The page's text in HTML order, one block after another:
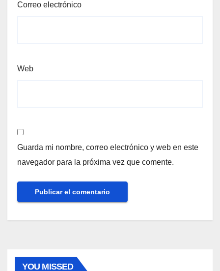
Correo electrónico
Web
Guarda mi nombre, correo electrónico y web en este
navegador para la próxima vez que comente.
YOU MISSED